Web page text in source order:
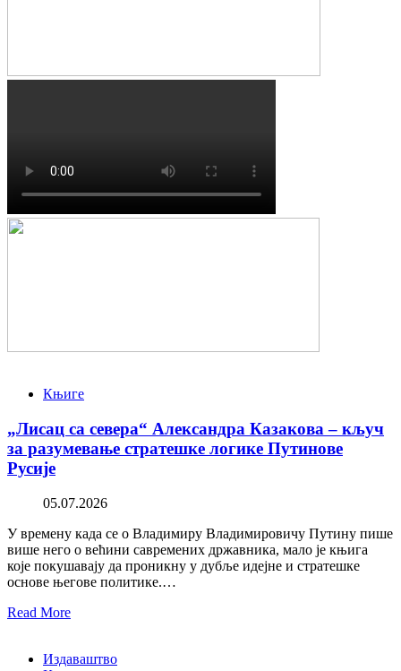
Књиге
„Лисац са севера“ Александра Казакова – кључ
за разумевање стратешке логике Путинове
Русије
05.07.2026
У времену када се о Владимиру Владимировичу Путину пише
више него о већини савремених државника, мало је књига
које покушавају да проникну у дубље идејне и стратешке
основе његове политике.…
Read More
Издаваштво